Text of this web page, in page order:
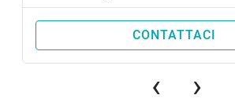
CONTATTACI
‹ ›